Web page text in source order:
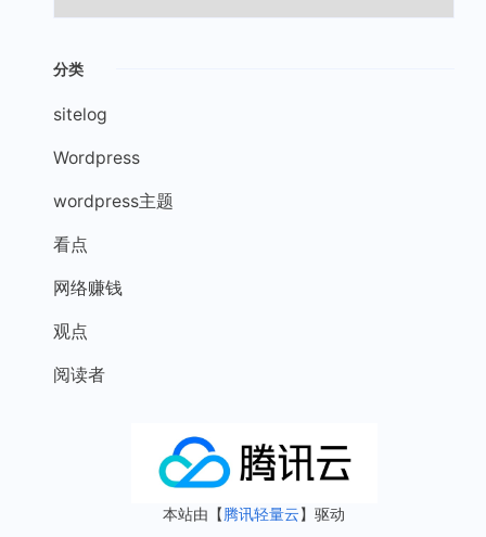
分类
sitelog
Wordpress
wordpress主题
看点
网络赚钱
观点
阅读者
本站由【腾讯轻量云】驱动